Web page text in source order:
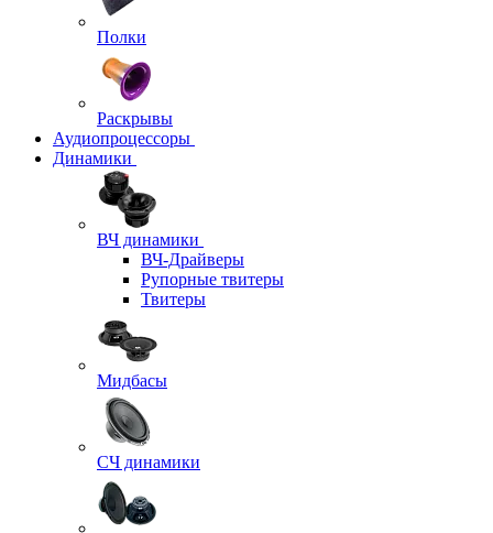
Полки
Раскрывы
Аудиопроцессоры
Динамики
ВЧ динамики
ВЧ-Драйверы
Рупорные твитеры
Твитеры
Мидбасы
СЧ динамики